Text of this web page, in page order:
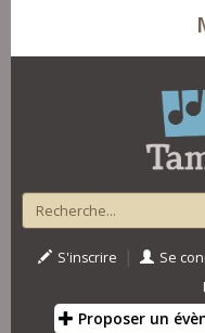
S'inscrire | Se
Proposer un